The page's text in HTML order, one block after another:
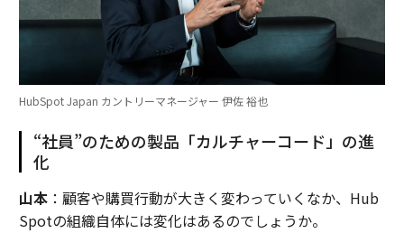
HubSpot Japan カントリーマネージャー 伊佐 裕也
“社員”のための製品「カルチャーコード」の進
化
山本：顧客や購買行動が大きく変わっていくなか、Hub
Spotの組織自体には変化はあるのでしょうか。